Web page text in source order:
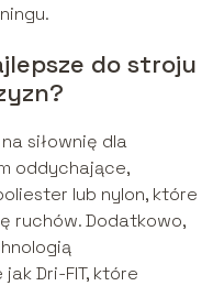
do stroju
siłownię dla
oddychające,
lub nylon, które
ruchów. Dodatkowo,
Dri-FIT, które